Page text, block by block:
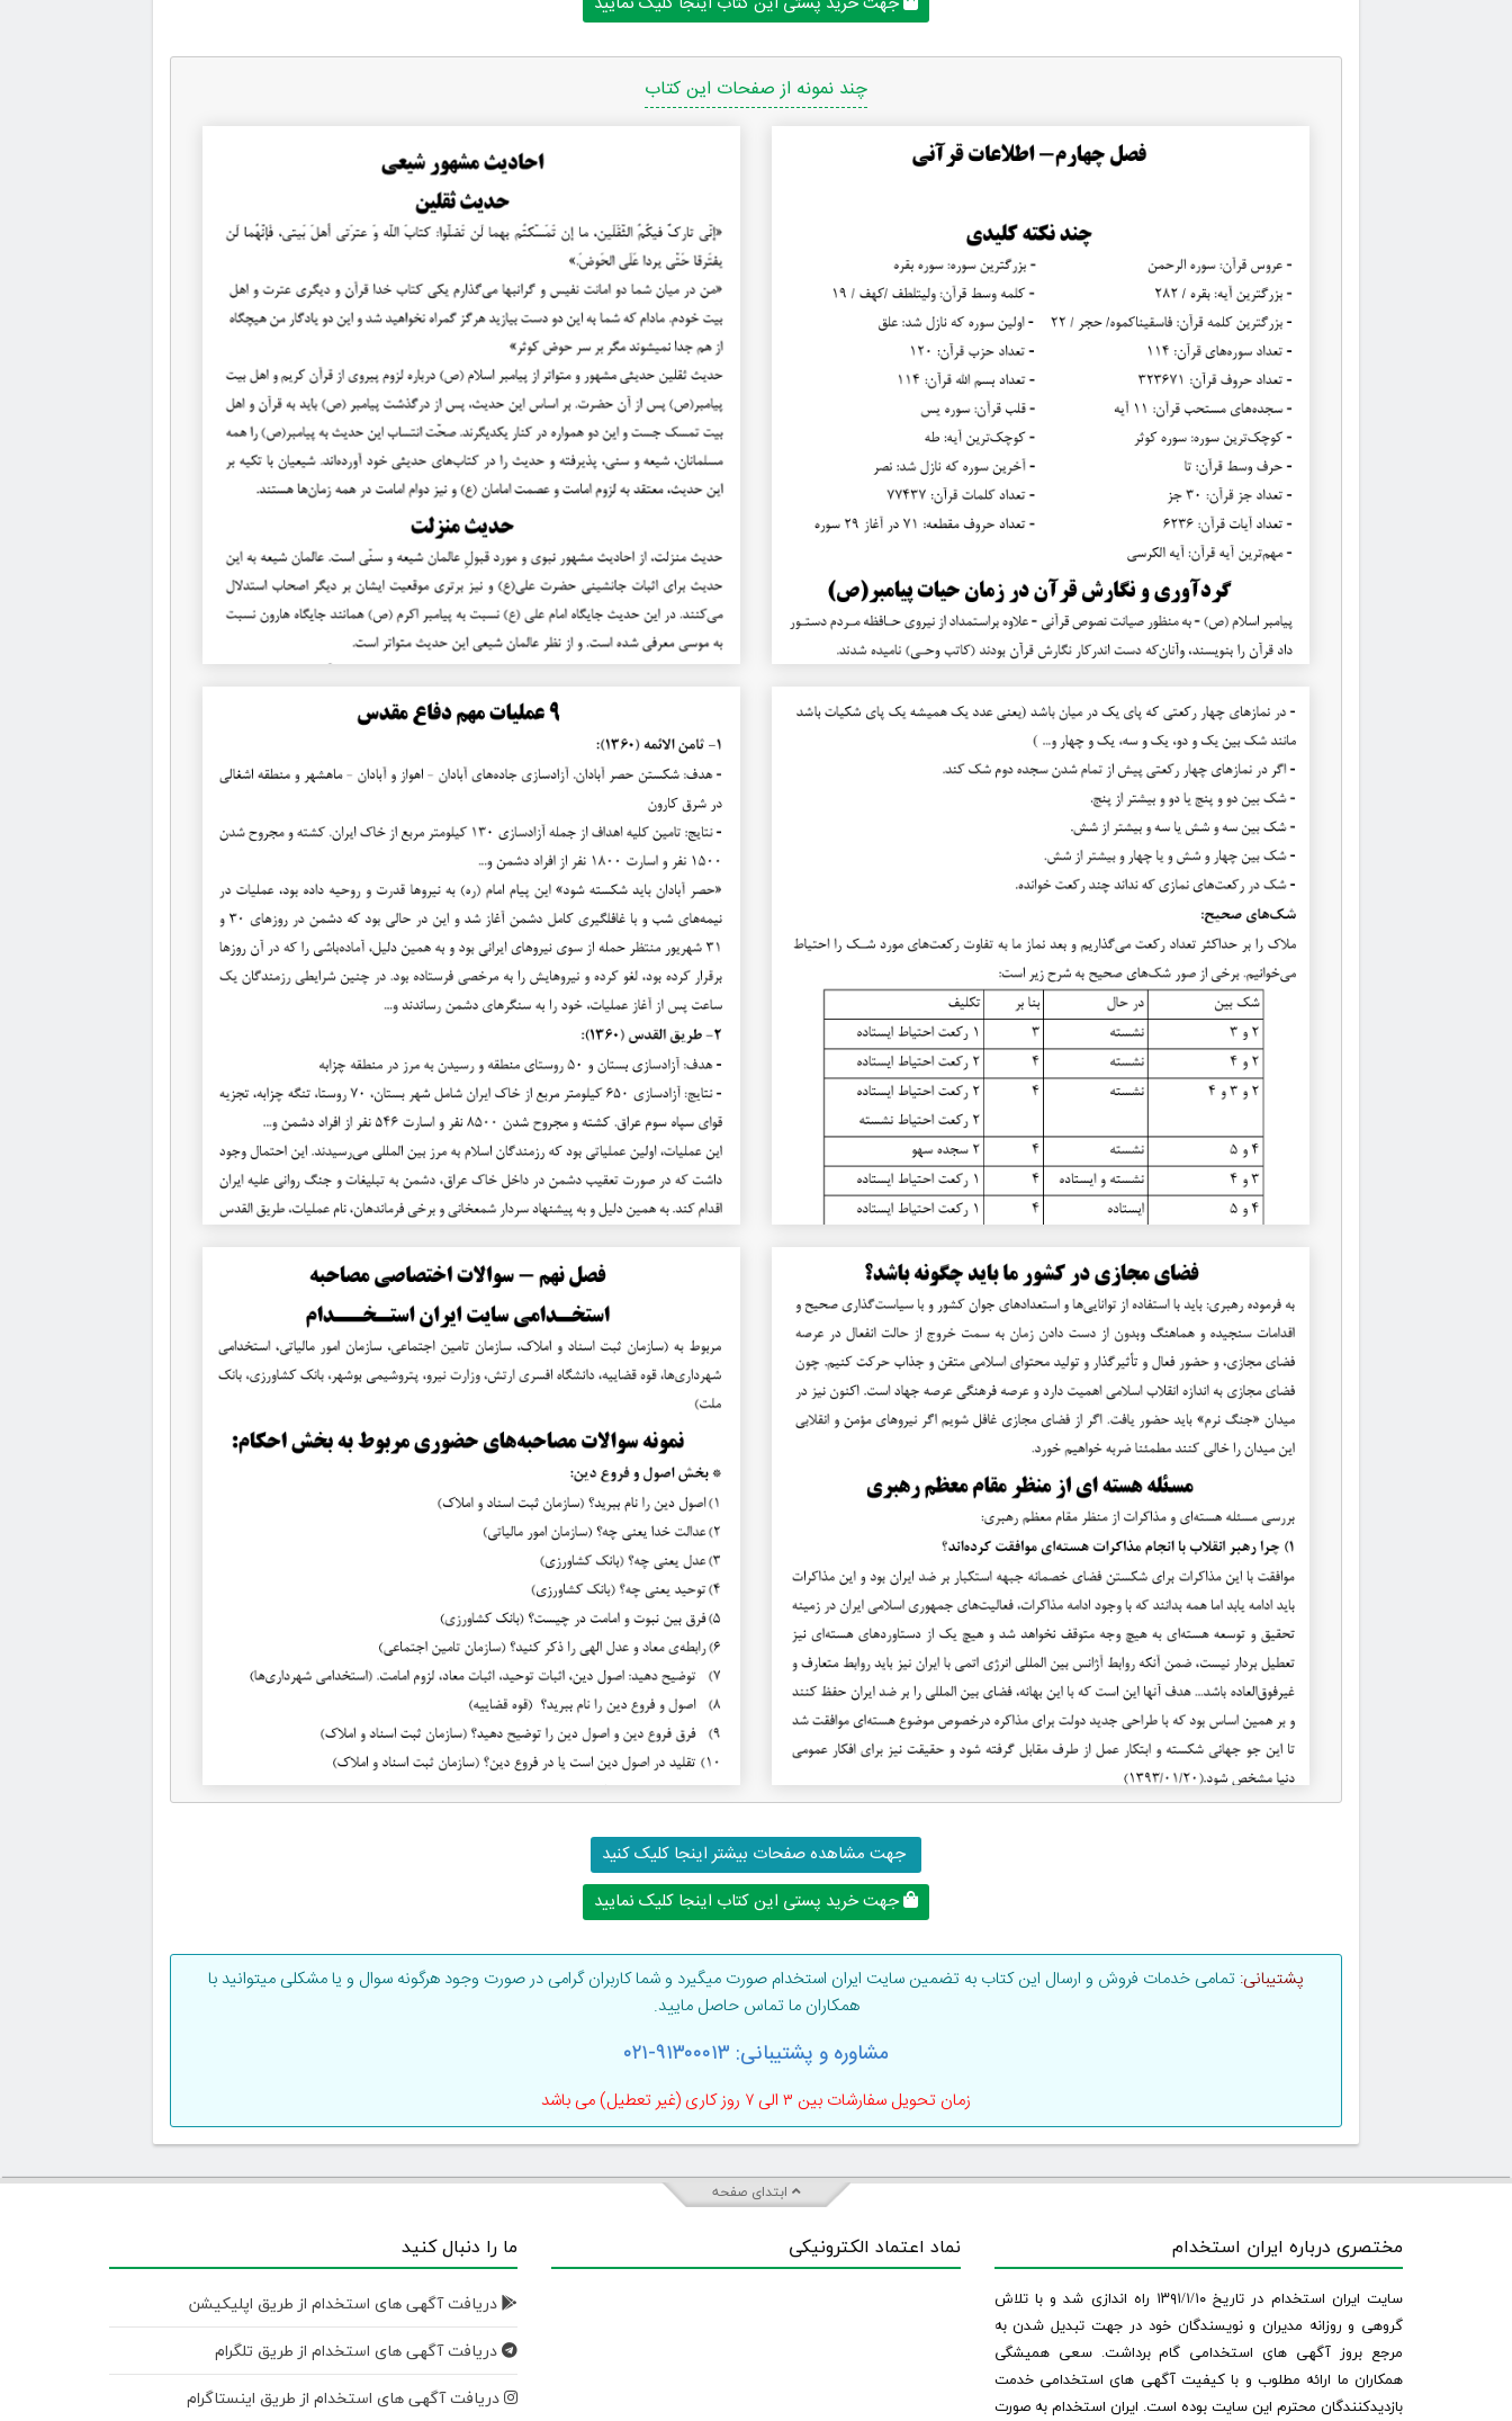
چند نمونه از صفحات این کتاب
جهت مشاهده صفحات بیشتر اینجا کلیک کنید
جهت خرید پستی این کتاب اینجا کلیک نمایید
پشتیبانی: تمامی خدمات فروش و ارسال این کتاب به تضمین سایت ایران استخدام صورت میگیرد و شما کاربران گرامی در صورت وجود هرگونه سوال و یا مشکلی میتوانید با
همکاران ما تماس حاصل مایید.
مشاوره و پشتیبانی: ۹۱۳۰۰۰۱۳-۰۲۱
زمان تحویل سفارشات بین ۳ الی ۷ روز کاری (غیر تعطیل) می باشد
ابتدای صفحه
مختصری درباره ایران استخدام
سایت ایران استخدام در تاریخ ۱۳۹۱/۱/۱۰ راه اندازی شد و با تلاش
گروهی و روزانه مدیران و نویسندگان خود در جهت تبدیل شدن به
مرجع بروز آگهی های استخدامی گام برداشت. سعی همیشگی
همکاران ما ارائه مطلوب و با کیفیت آگهی های استخدامی خدمت
بازدیدکنندگان محترم این سایت بوده است. ایران استخدام به صورت
نماد اعتماد الکترونیکی ما را دنبال کنید
دریافت آگهی های استخدام از طریق اپلیکیشن
دریافت آگهی های استخدام از طریق تلگرام
دریافت آگهی های استخدام از طریق اینستاگرام